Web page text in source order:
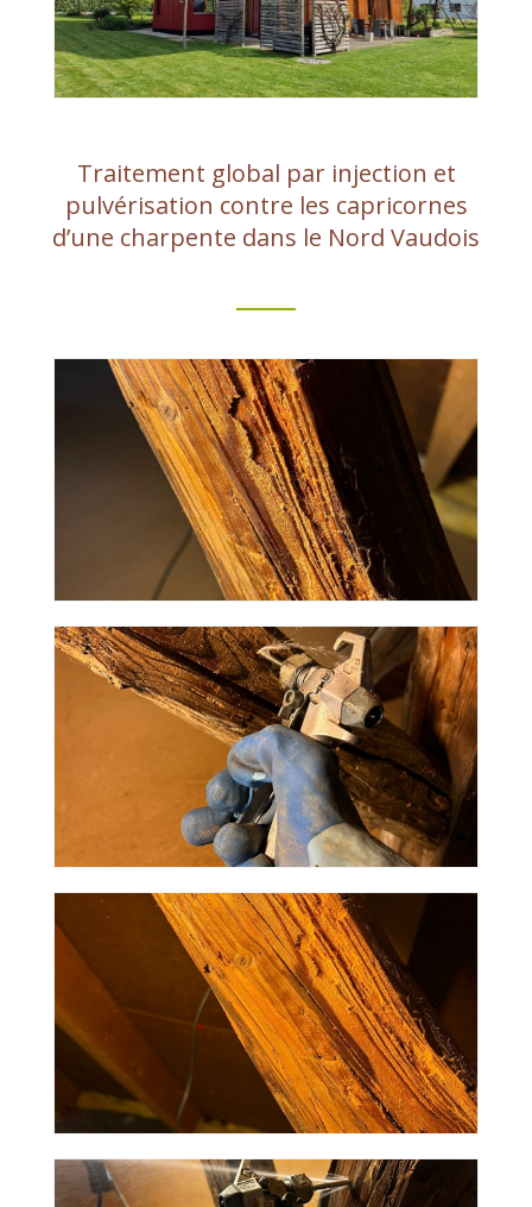
Traitement global par injection et
pulvérisation contre les capricornes
d’une charpente dans le Nord Vaudois